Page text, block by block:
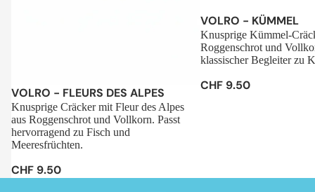
Sale
VOLRO - FLEURS DES ALPES
Knusprige Cräcker mit Fleur des Alpes
aus Roggenschrot und Vollkorn. Passt
hervorragend zu Fisch und
Meeresfrüchten.
CHF 9.50
VOLRO - KÜMMEL
Knusprige Kümmel-
Roggenschrot und
klassischer Begleiter zu
CHF 9.50